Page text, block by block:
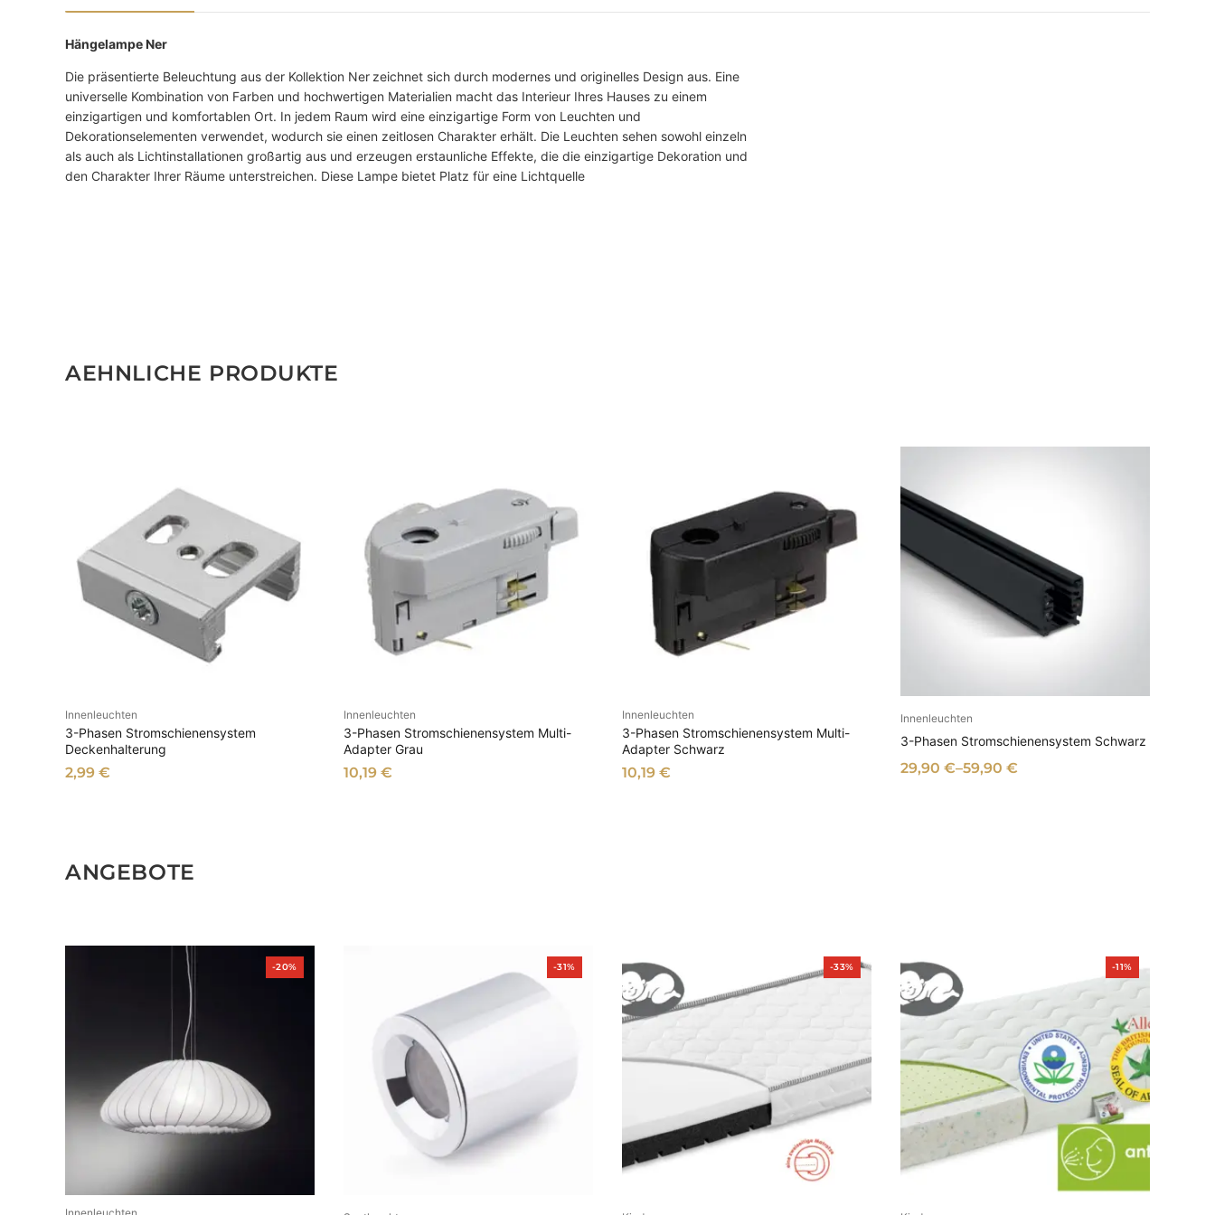
Hängelampe Ner
Die präsentierte Beleuchtung aus der Kollektion Ner zeichnet sich durch modernes und originelles Design aus. Eine
universelle Kombination von Farben und hochwertigen Materialien macht das Interieur Ihres Hauses zu einem
einzigartigen und komfortablen Ort. In jedem Raum wird eine einzigartige Form von Leuchten und
Dekorationselementen verwendet, wodurch sie einen zeitlosen Charakter erhält. Die Leuchten sehen sowohl einzeln
als auch als Lichtinstallationen großartig aus und erzeugen erstaunliche Effekte, die die einzigartige Dekoration und
den Charakter Ihrer Räume unterstreichen. Diese Lampe bietet Platz für eine Lichtquelle
AEHNLICHE PRODUKTE
Innenleuchten
3-Phasen Stromschienensystem
Deckenhalterung
2,99 €
AUSFÜHRUNG WÄHLEN Innenleuchten
3-Phasen Stromschienensystem Multi-
Adapter Grau
10,19 €
IN DEN WARENKORB Innenleuchten
3-Phasen Stromschienensystem Multi-
Adapter Schwarz
10,19 €
IN DEN WARENKORB Innenleuchten
3-Phasen Stromschienensystem Schwarz
29,90 €–59,90 €
AUSFÜHRUNG WÄHLEN
ANGEBOTE
-20%Produkt
im
-31%Produkt
im
-33%Produkt
im
-11%Produkt
im
Angebot